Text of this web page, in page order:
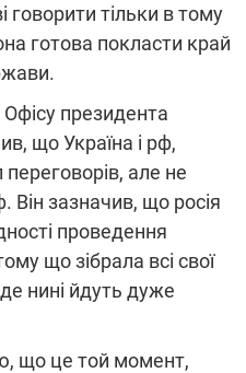
говорити тільки в тому
готова покласти край
президента
що Україна і рф,
але не
Він зазначив, що росія
проведення
що зібрала всі свої
нині йдуть дуже
що це той момент,